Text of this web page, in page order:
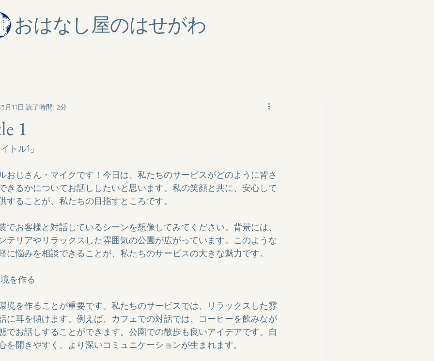
おはなし屋のはせがわ
1
月11日 読了時間: 2分
トル1」
おじさん・マイクです！今日は、私たちのサービスがどのように皆さ
きるかについてお話ししたいと思います。私の笑顔と共に、安心して
することが、私たちの目指すところです。
でお客様と対話しているシーンを想像してみてください。背景には、
テリアやリラックスした雰囲気の公園が広がっています。このような
に悩みを相談できることが、私たちのサービスの大きな魅力です。
を作る
境を作ることが重要です。私たちのサービスでは、リラックスした雰
に耳を傾けます。例えば、カフェでの対話では、コーヒーを飲みなが
でお話しすることができます。公園での散歩も良いアイデアです。自
を開きやすく、より深いコミュニケーションが生まれます。